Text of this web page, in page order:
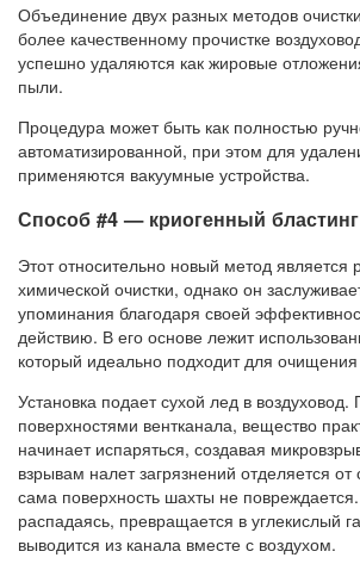
Объединение двух разных методов
более качественному прочистке
успешно удаляются как жировые
пыли.
Процедура может быть как полностью
автоматизированной, при этом для
применяются вакуумные устройства.
Способ #4 — криогенный бластинг
Этот относительно новый метод является
химической очистки, однако он
упоминания благодаря своей
действию. В его основе лежит
который идеально подходит для очищения
Установка подает сухой лед в воздуховод.
поверхностями вентканала, вещество
начинает испаряться, создавая
взрывам налет загрязнений отделяется
сама поверхность шахты не
распадаясь, превращается в углекислый
выводится из канала вместе с воздухом.